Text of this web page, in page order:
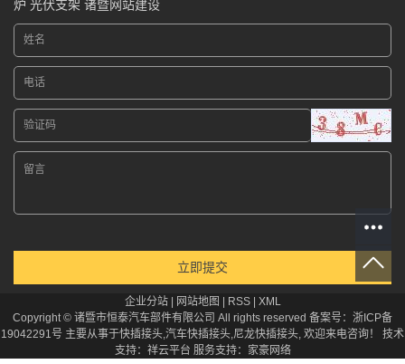
炉 光伏支架 诸暨网站建设
企业分站| 网站地图 RSS| XML
Copyright © 诸暨市恒泰汽车部件有限公司 All rights reserved 备案号： 浙ICP备
19042291号 主要从事于快插接头,汽车快插接头,尼龙快插接头, 欢迎来电咨询！ 技术
支持： 祥云平台 服务支持： 家豪网络